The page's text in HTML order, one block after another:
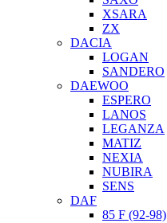
XSARA
ZX
DACIA
LOGAN
SANDERO
DAEWOO
ESPERO
LANOS
LEGANZA
MATIZ
NEXIA
NUBIRA
SENS
DAF
85 F (92-98)